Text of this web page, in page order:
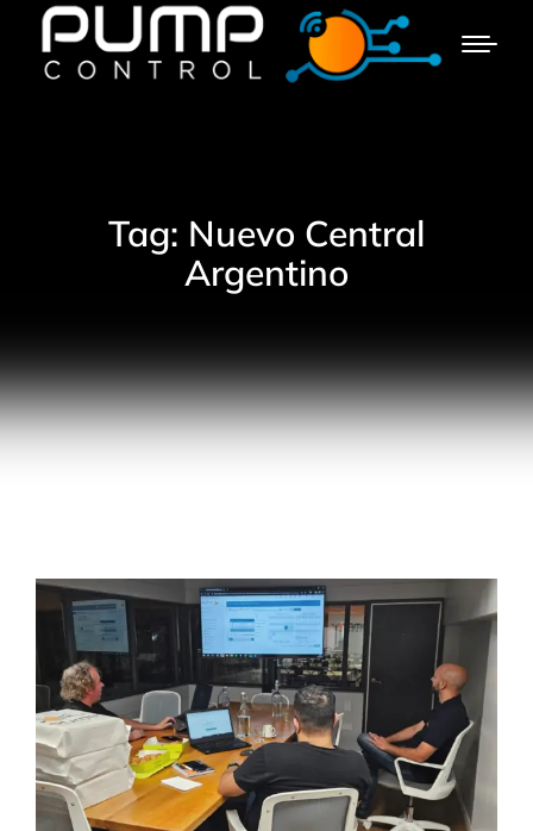
Tag: Nuevo Central
Argentino